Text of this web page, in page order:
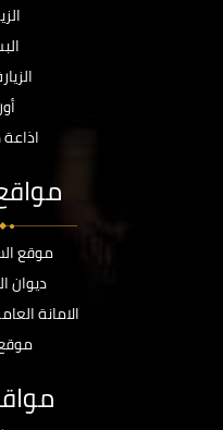
موقع
ديوان
الامانة